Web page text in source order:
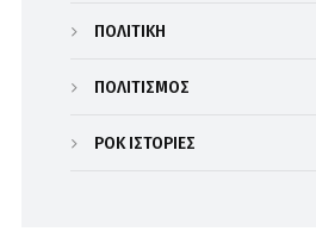
ΠΟΛΙΤΙΚΗ
ΠΟΛΙΤΙΣΜΟΣ
ΡΟΚ ΙΣΤΟΡΙΕΣ